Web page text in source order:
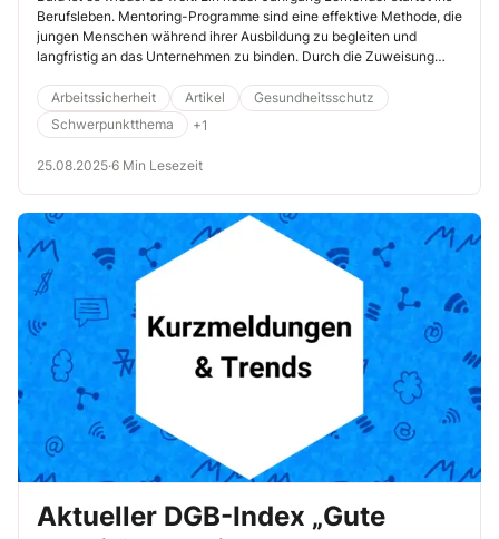
einrichten
Berufsleben. Mentoring-Programme sind eine effektive Methode, die
jungen Menschen während ihrer Ausbildung zu begleiten und
langfristig an das Unternehmen zu binden. Durch die Zuweisung
nicht nur fachlich gefördert, sondern erhalten auch persönliche
Unterstützung und Orientierung – auch punkto Arbeitssicherheit und
Gesundheitsschutz.
Arbeitssicherheit Artikel
Gesundheitsschutz
Schwerpunktthema
+1
25.08.2025·6 Min Lesezeit
Aktueller DGB-Index „Gute